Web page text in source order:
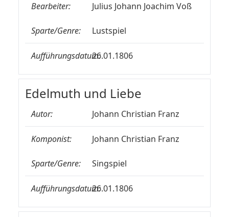
Bearbeiter: Julius Johann Joachim Voß
Sparte/Genre: Lustspiel
Aufführungsdatum:26.01.1806
Edelmuth und Liebe
Autor: Johann Christian Franz
Komponist: Johann Christian Franz
Sparte/Genre: Singspiel
Aufführungsdatum:26.01.1806